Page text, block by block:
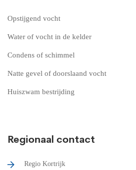
Opstijgend vocht
Water of vocht in de kelder
Condens of schimmel
Natte gevel of doorslaand vocht
Huiszwam bestrijding
Regionaal contact
Regio Kortrijk